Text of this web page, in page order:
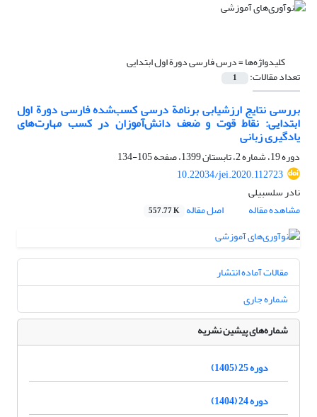
کلیدواژه‌ها =درس فارسی دورة اول ابتدایی
تعداد مقالات: 1
بررسی نتایج ارزشیابی برنامة درسی کسب‌شده فارسی دورة اول
ابتدایی: نقاط قوت و ضعف دانش‌آموزان در کسب مهارت‌های
یادگیری زبانی
دوره 19، شماره 2، تابستان 1399، صفحه
105-134
10.22034/jei.2020.112723
نادر سلسبیلی
مشاهده مقاله
اصل مقاله 557.77 K
مقالات آماده انتشار
شماره جاری
شماره‌های پیشین نشریه
دوره 25 (1405)
دوره 24 (1404)